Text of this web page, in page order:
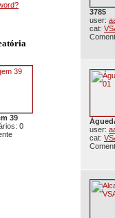
39
0
3785
user:
cat:
user:
cat: